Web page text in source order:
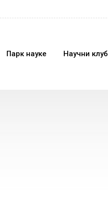
Парк науке Научни клуб